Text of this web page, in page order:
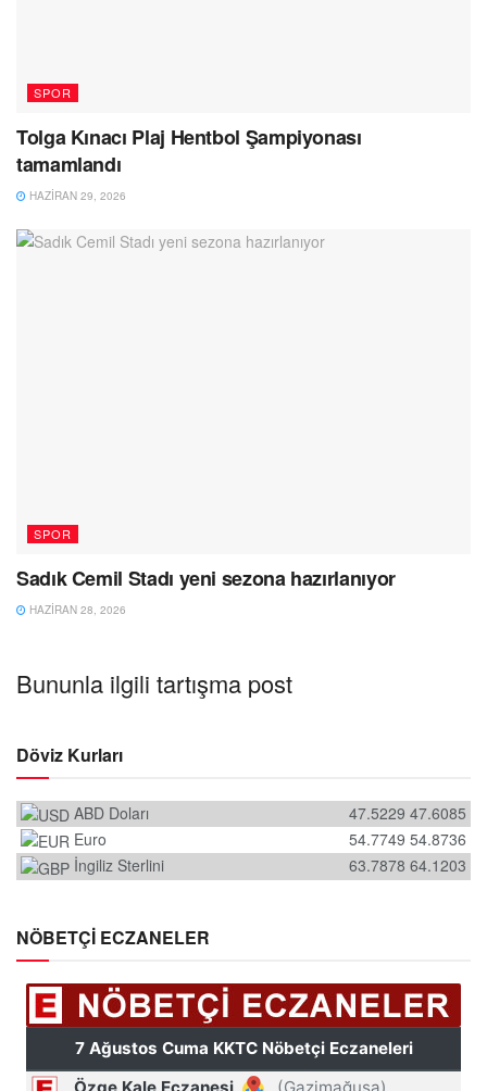
SPOR
Tolga Kınacı Plaj Hentbol Şampiyonası
tamamlandı
HAZIRAN 29, 2026
SPOR
Sadık Cemil Stadı yeni sezona hazırlanıyor
HAZIRAN 28, 2026
Bununla ilgili tartışma post
Döviz Kurları
ABD Doları 47.6085
47.5229
Euro
54.8736
54.7749
İngiliz Sterlini
64.1203
63.7878
NÖBETÇİ ECZANELER